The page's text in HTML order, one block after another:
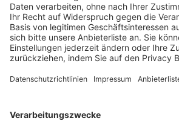
Trainerbörse
Login SpielPlus
FOLGE DEM BFV